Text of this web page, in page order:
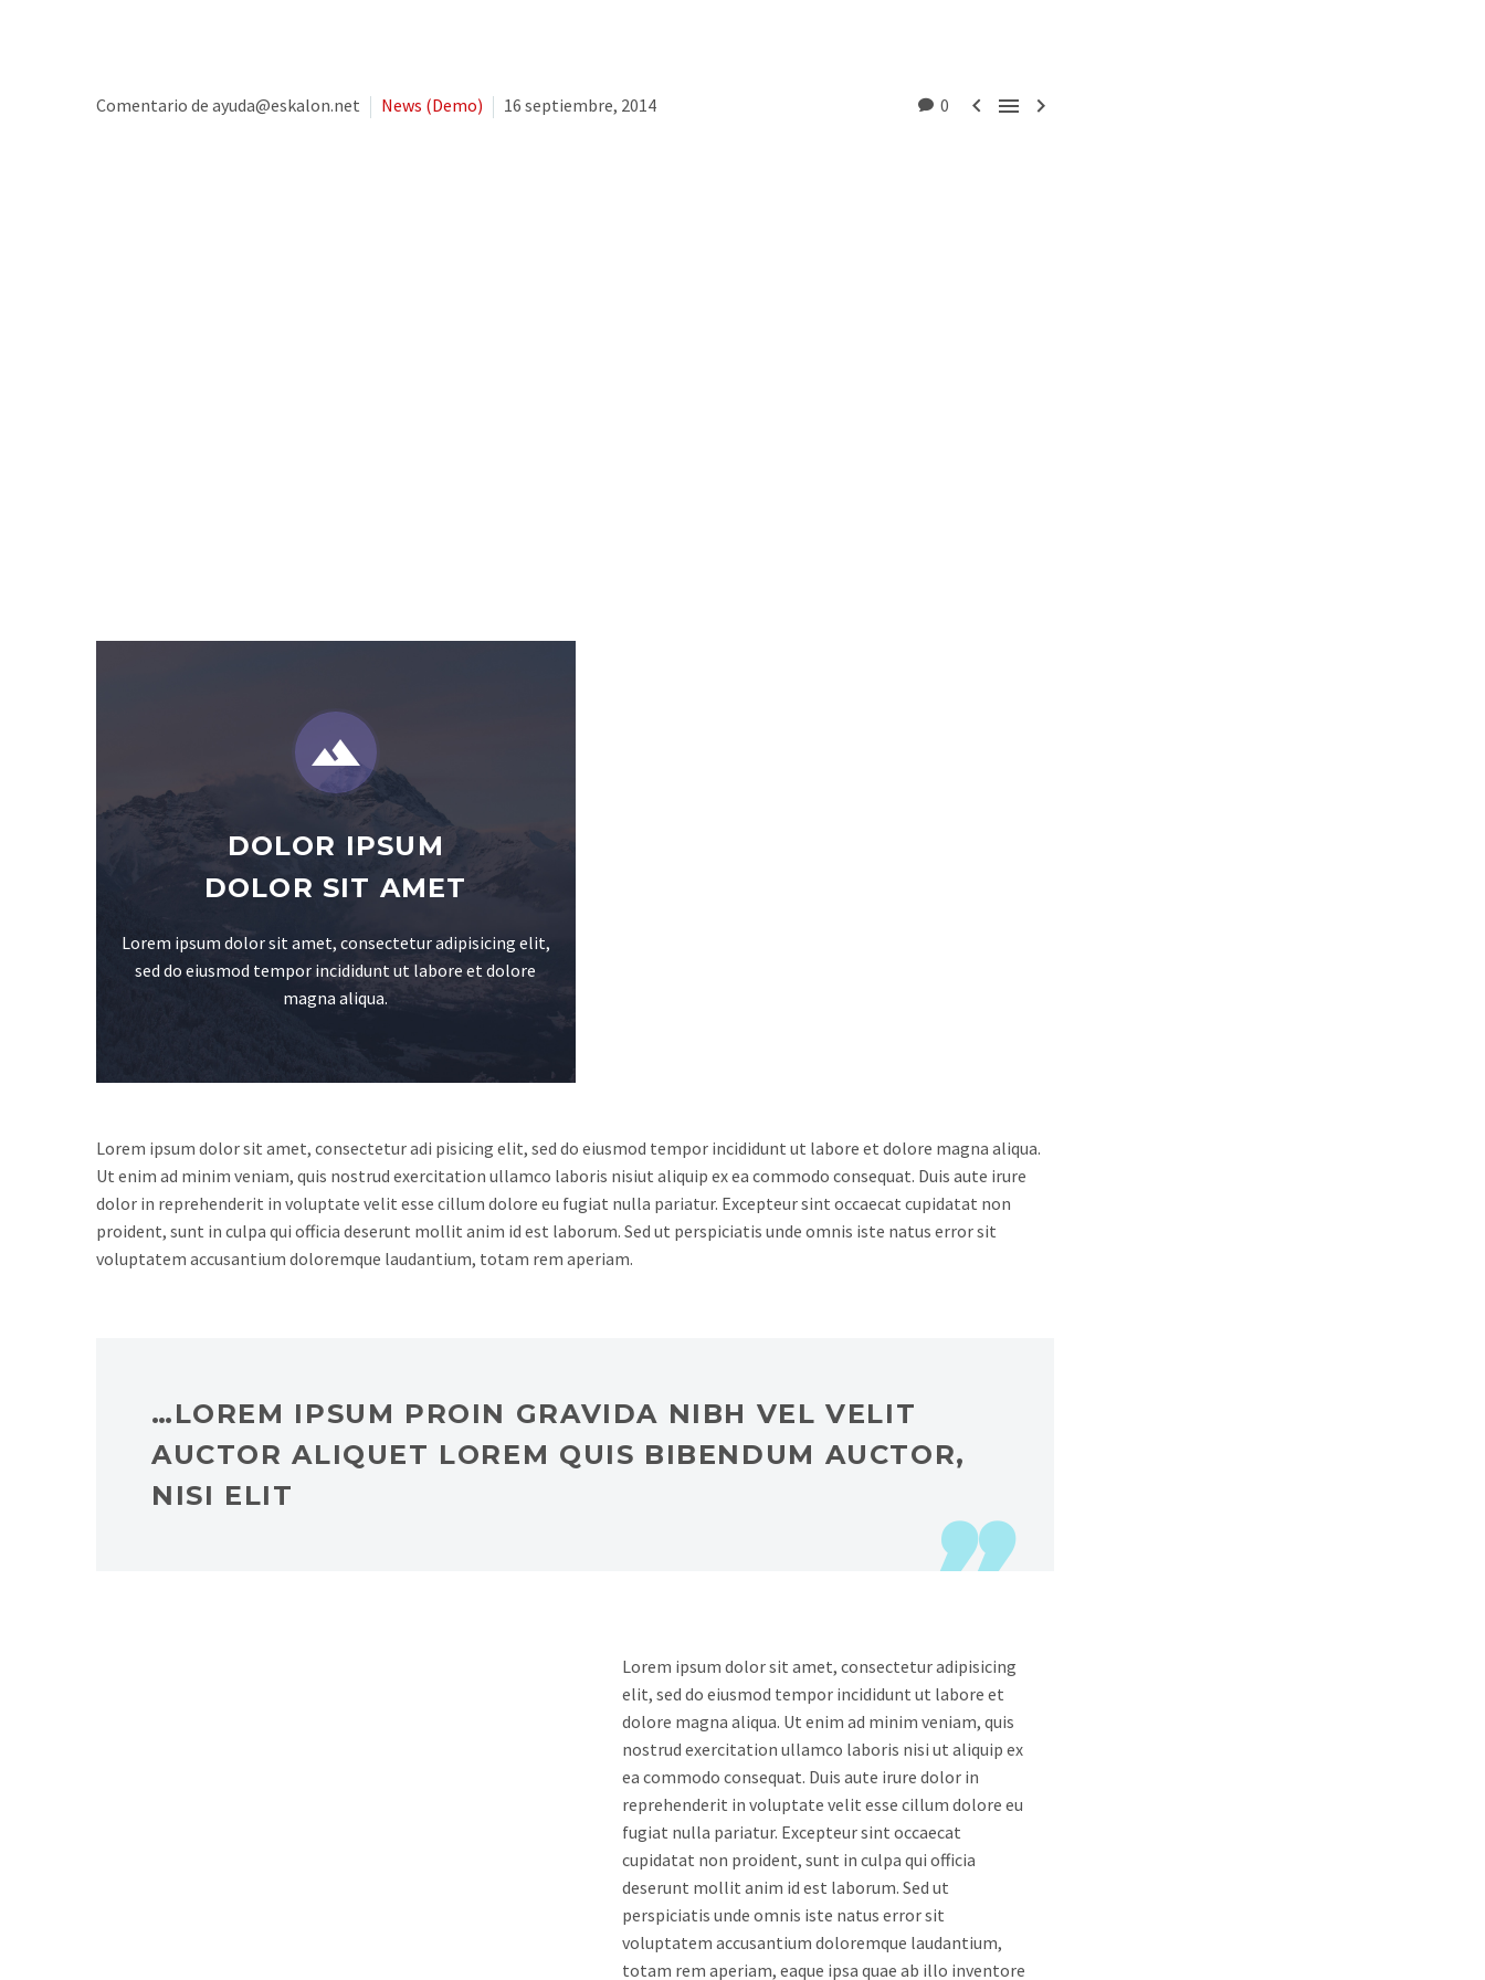
0   
Comentario de ayuda@eskalon.net News (Demo) 16 septiembre, 2014


DOLOR IPSUM
DOLOR SIT AMET
Lorem ipsum dolor sit amet, consectetur adipisicing elit,
sed do eiusmod tempor incididunt ut labore et dolore
magna aliqua.
Lorem ipsum dolor sit amet, consectetur adi pisicing elit, sed do eiusmod tempor incididunt ut labore et dolore magna aliqua.
Ut enim ad minim veniam, quis nostrud exercitation ullamco laboris nisiut aliquip ex ea commodo consequat. Duis aute irure
dolor in reprehenderit in voluptate velit esse cillum dolore eu fugiat nulla pariatur. Excepteur sint occaecat cupidatat non
proident, sunt in culpa qui officia deserunt mollit anim id est laborum. Sed ut perspiciatis unde omnis iste natus error sit
voluptatem accusantium doloremque laudantium, totam rem aperiam.
…LOREM IPSUM PROIN GRAVIDA NIBH VEL VELIT
AUCTOR ALIQUET LOREM QUIS BIBENDUM AUCTOR,
NISI ELIT
Lorem ipsum dolor sit amet, consectetur adipisicing
elit, sed do eiusmod tempor incididunt ut labore et
dolore magna aliqua. Ut enim ad minim veniam, quis
nostrud exercitation ullamco laboris nisi ut aliquip ex
ea commodo consequat. Duis aute irure dolor in
reprehenderit in voluptate velit esse cillum dolore eu
fugiat nulla pariatur. Excepteur sint occaecat
cupidatat non proident, sunt in culpa qui officia
deserunt mollit anim id est laborum. Sed ut
perspiciatis unde omnis iste natus error sit
voluptatem accusantium doloremque laudantium,
totam rem aperiam, eaque ipsa quae ab illo inventore